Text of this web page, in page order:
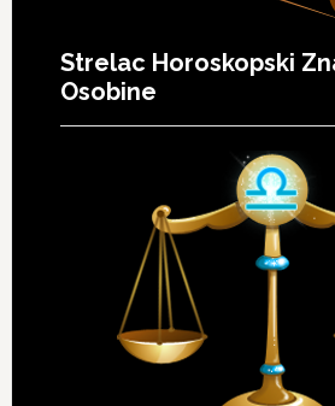
Strelac Horoskopski
Osobine